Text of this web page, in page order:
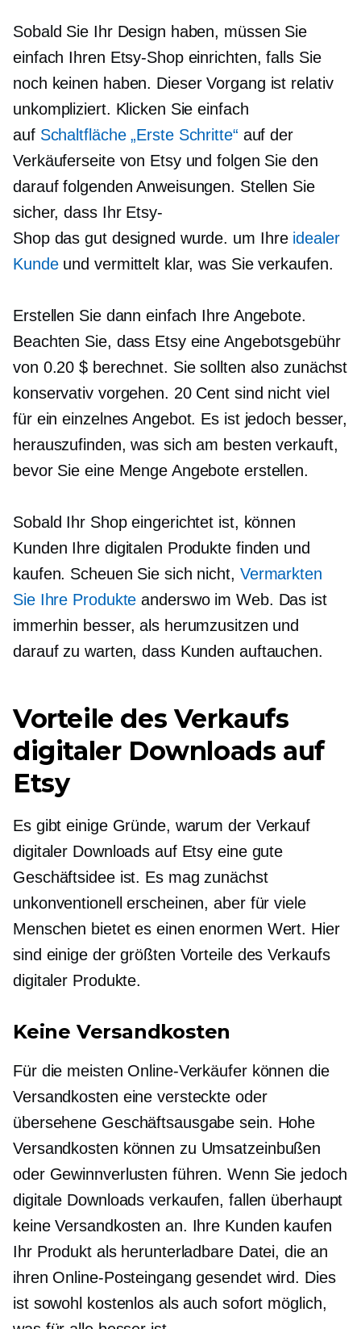
Sobald Sie Ihr Design haben, müssen Sie
einfach Ihren Etsy-Shop einrichten, falls Sie
noch keinen haben. Dieser Vorgang ist relativ
unkompliziert. Klicken Sie einfach
auf Schaltfläche „Erste Schritte“ auf der
Verkäuferseite von Etsy und folgen Sie den
darauf folgenden Anweisungen. Stellen Sie
sicher, dass Ihr Etsy-
Shop das gut designed wurde. um Ihre idealer
Kundeund vermittelt klar, was Sie verkaufen.
Erstellen Sie dann einfach Ihre Angebote.
Beachten Sie, dass Etsy eine Angebotsgebühr
von 0.20 $ berechnet. Sie sollten also zunächst
konservativ vorgehen. 20 Cent sind nicht viel
für ein einzelnes Angebot. Es ist jedoch besser,
herauszufinden, was sich am besten verkauft,
bevor Sie eine Menge Angebote erstellen.
Sobald Ihr Shop eingerichtet ist, können
Kunden Ihre digitalen Produkte finden und
kaufen. Scheuen Sie sich nicht, Vermarkten
Sie Ihre Produkte anderswo im Web. Das ist
immerhin besser, als herumzusitzen und
darauf zu warten, dass Kunden auftauchen.
Vorteile des Verkaufs
digitaler Downloads auf
Etsy
Es gibt einige Gründe, warum der Verkauf
digitaler Downloads auf Etsy eine gute
Geschäftsidee ist. Es mag zunächst
unkonventionell erscheinen, aber für viele
Menschen bietet es einen enormen Wert. Hier
sind einige der größten Vorteile des Verkaufs
digitaler Produkte.
Keine Versandkosten
Für die meisten Online-Verkäufer können die
Versandkosten eine versteckte oder
übersehene Geschäftsausgabe sein. Hohe
Versandkosten können zu Umsatzeinbußen
oder Gewinnverlusten führen. Wenn Sie jedoch
digitale Downloads verkaufen, fallen überhaupt
keine Versandkosten an. Ihre Kunden kaufen
Ihr Produkt als herunterladbare Datei, die an
ihren Online-Posteingang gesendet wird. Dies
ist sowohl kostenlos als auch sofort möglich,